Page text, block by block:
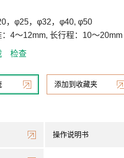
，φ25，φ32，φ40, φ50
4～12mm, 长行程：10～20mm
检查
添加到收藏夹
操作说明书